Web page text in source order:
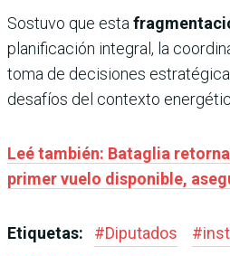
Sostuvo que esta
planificación integral, la
toma de decisiones
desafíos del contexto
Leé también: Bataglia
primer vuelo disponible,
Etiquetas: #Diputados #